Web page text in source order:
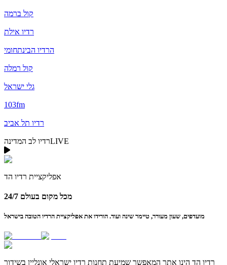
קול ברמה
רדיו אילת
הרדיו הבינתחומי
קול רמלה
גלי ישראל
103fm
רדיו תל אביב
רדיו לב המדינהLIVE
אפליקציית רדיו הד
24/7 מכל מקום בעולם
מועדפים, שעון מעורר, טיימר שינה ועוד. הורידו את אפליקציית הרדיו הטובה בישראל
רדיו הד הינו אתר המאפשר שמיעת תחנות רדיו ישראלי אונליין בשידור